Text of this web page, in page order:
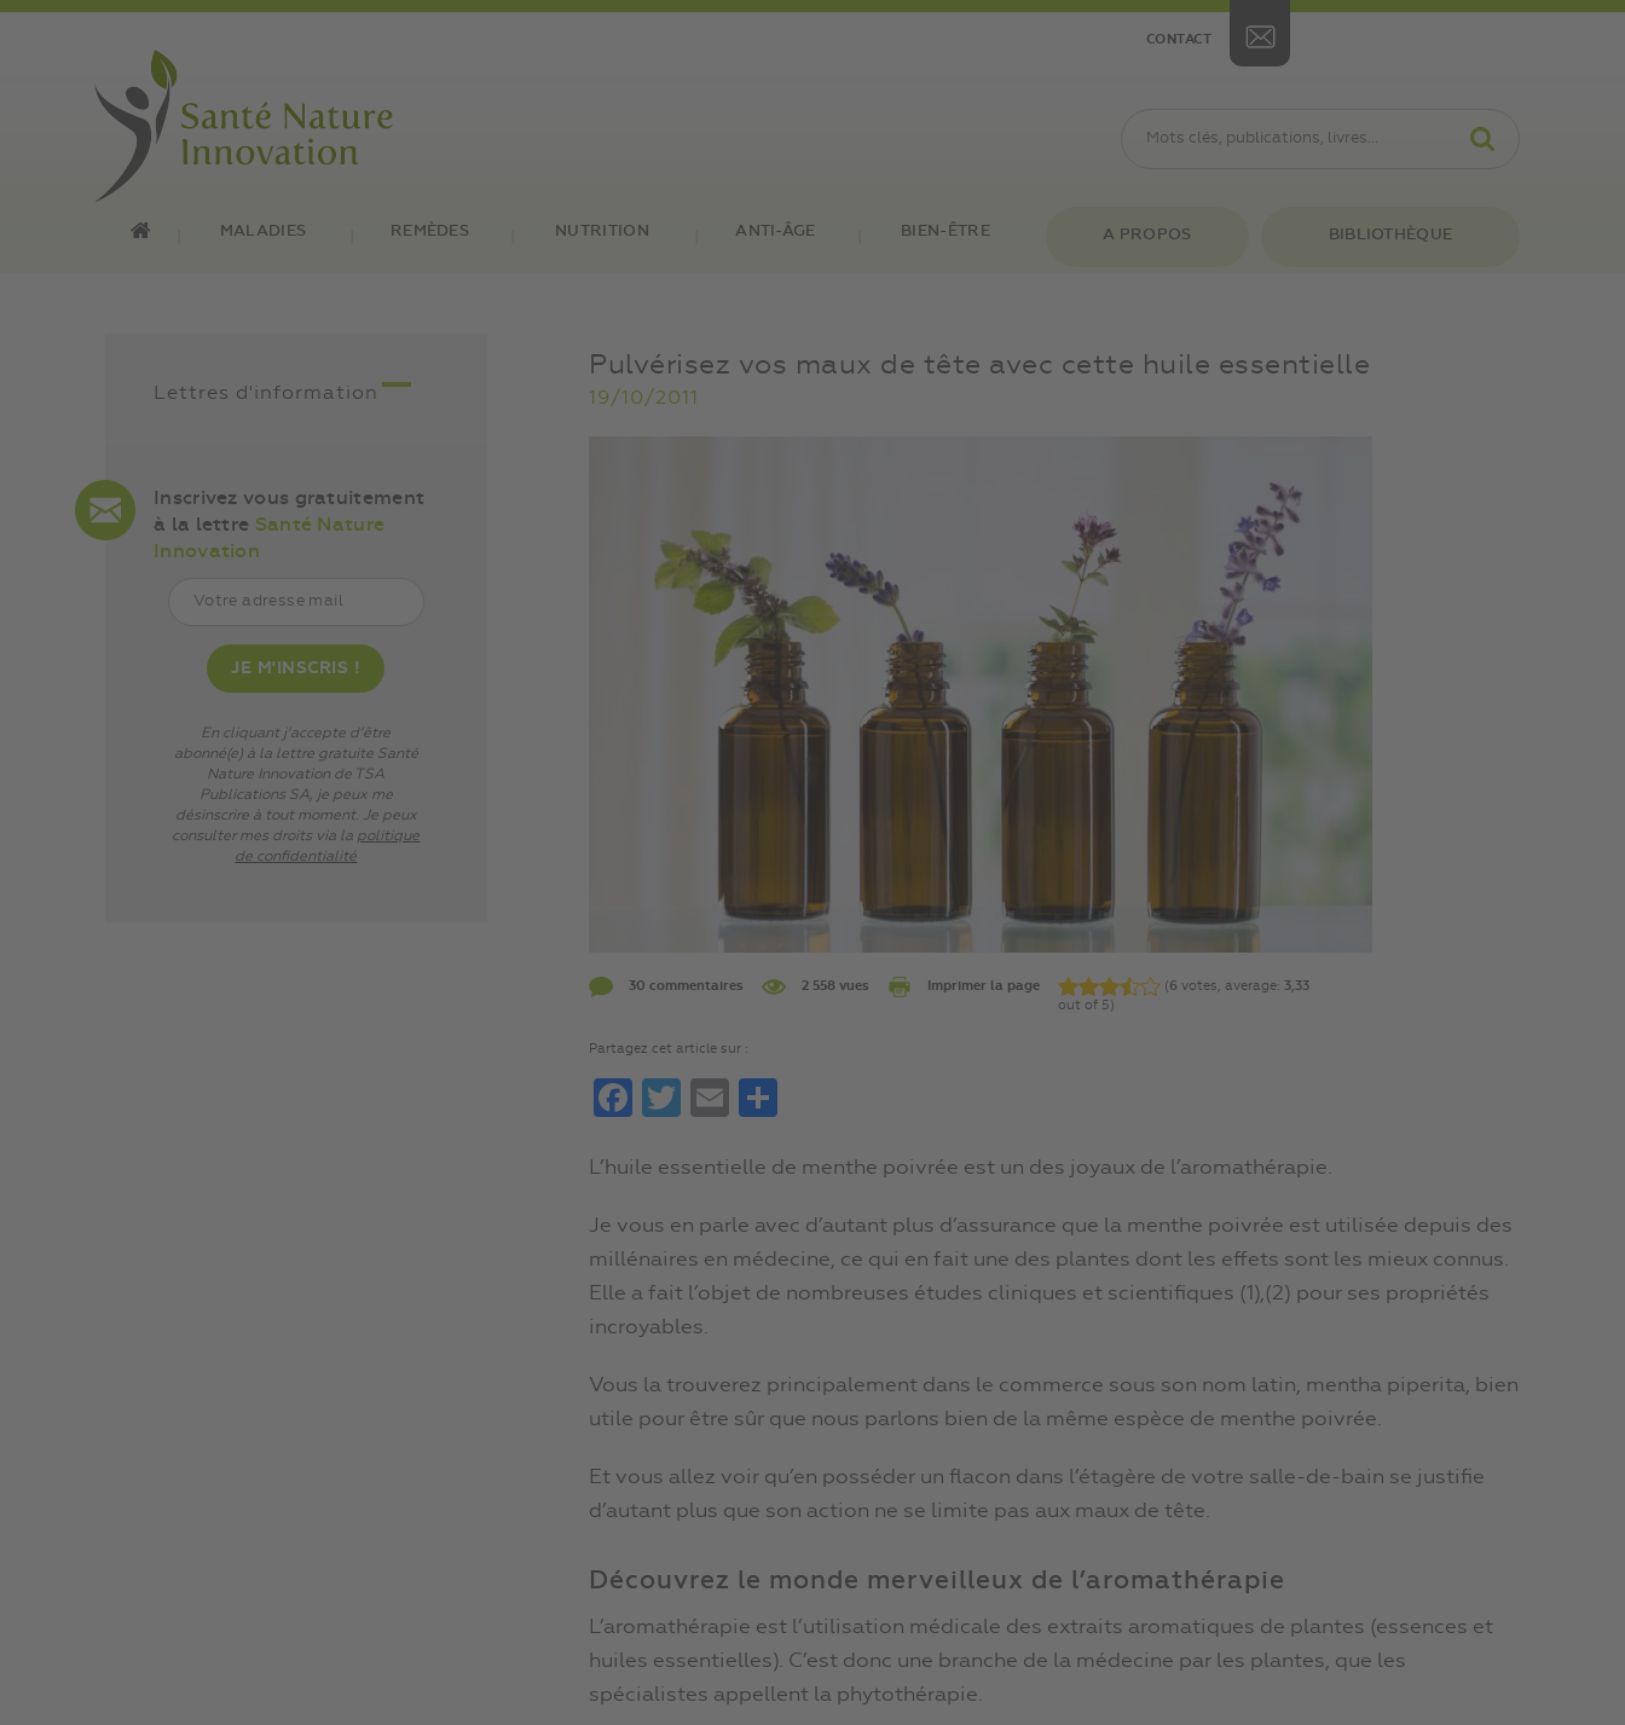
CONTACT
MALADIES REMÈDES NUTRITION ANTI-ÂGE BIEN-ÊTRE A PROPOS BIBLIOTHÈQUE
Lettres d'information
Inscrivez vous gratuitement
à la lettre Santé Nature
Innovation
En cliquant j’accepte d’être
abonné(e) à la lettre gratuite Santé
Nature Innovation de TSA
Publications SA, je peux me
désinscrire à tout moment. Je peux
consulter mes droits via la politique
de confidentialité
Pulvérisez vos maux de tête avec cette huile essentielle
19/10/2011
30 commentaires 2 558 vues Imprimer la page (6 votes, average: 3,33
out of 5)
Partagez cet article sur :
FacebookTwitterEmail
L’huile essentielle de menthe poivrée est un des joyaux de l’aromathérapie.
Je vous en parle avec d’autant plus d’assurance que la menthe poivrée est utilisée depuis des
millénaires en médecine, ce qui en fait une des plantes dont les effets sont les mieux connus.
Elle a fait l’objet de nombreuses études cliniques et scientifiques (1),(2) pour ses propriétés
incroyables.
Vous la trouverez principalement dans le commerce sous son nom latin, mentha piperita, bien
utile pour être sûr que nous parlons bien de la même espèce de menthe poivrée.
Et vous allez voir qu’en posséder un flacon dans l’étagère de votre salle-de-bain se justifie
d’autant plus que son action ne se limite pas aux maux de tête.
Découvrez le monde merveilleux de l’aromathérapie
L’aromathérapie est l’utilisation médicale des extraits aromatiques de plantes (essences et
huiles essentielles). C’est donc une branche de la médecine par les plantes, que les
spécialistes appellent la phytothérapie.